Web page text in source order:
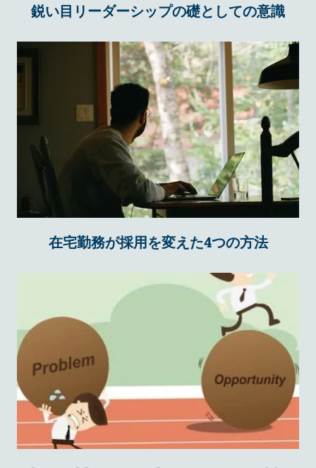
鋭い目リーダーシップの礎としての意識
在宅勤務が採用を変えた4つの方法